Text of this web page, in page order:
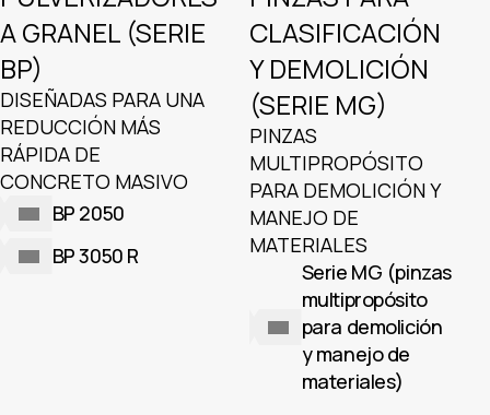
A GRANEL (SERIE
BP)
DISEÑADAS PARA UNA
REDUCCIÓN MÁS
RÁPIDA DE
CONCRETO MASIVO
BP 2050
BP 3050 R
CLASIFICACIÓN
Y DEMOLICIÓN
(SERIE MG)
PINZAS
MULTIPROPÓSITO
PARA DEMOLICIÓN Y
MANEJO DE
MATERIALES
Serie MG (pinzas
multipropósito
para demolición
y manejo de
materiales)